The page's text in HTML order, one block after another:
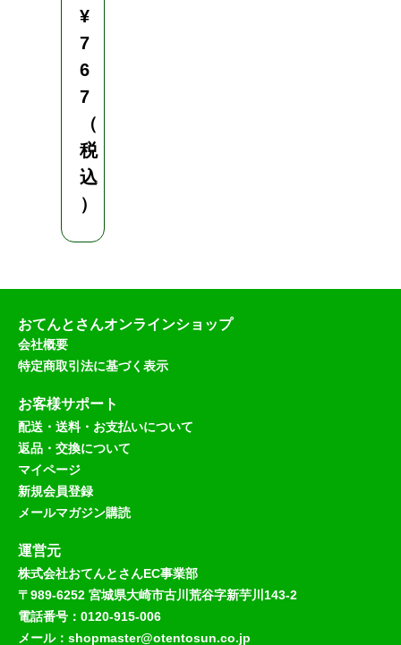
¥
7
6
7
（
税
込
）
おてんとさんオンラインショップ
会社概要
特定商取引法に基づく表示
お客様サポート
配送・送料・お支払いについて
返品・交換について
マイページ
新規会員登録
メールマガジン購読
運営元
株式会社おてんとさんEC事業部
〒989-6252 宮城県大崎市古川荒谷字新芋川143-2
電話番号：0120-915-006
メール：shopmaster@otentosun.co.jp